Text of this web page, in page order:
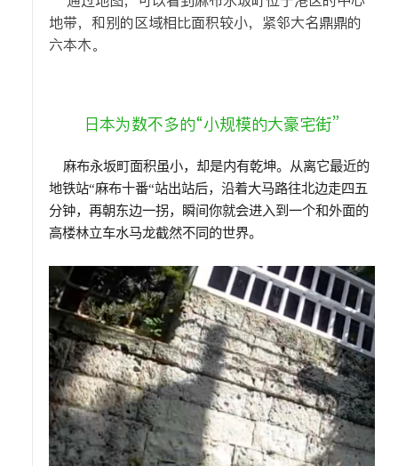
地带，和别的区域相比面积较小，紧邻大名鼎鼎的
六本木。
日本为数不多的“小规模的大豪宅街”
麻布永坂町面积虽小，却是内有乾坤。从离它最近的
地铁站“麻布十番“站出站后，沿着大马路往北边走四五
分钟，再朝东边一拐，瞬间你就会进入到一个和外面的
高楼林立车水马龙截然不同的世界。